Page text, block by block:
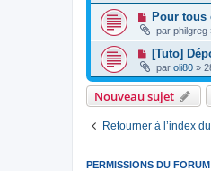
Pour tous
par philgreg
[Tuto]
par oli80 »
Nouveau sujet
Retourner à l’index
PERMISSIONS DU FORUM